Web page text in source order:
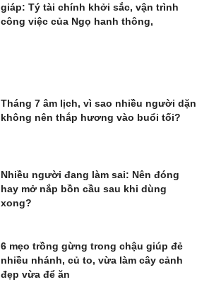
giáp: Tý tài chính khởi sắc, vận trình
công việc của Ngọ hanh thông,
Tháng 7 âm lịch, vì sao nhiều người dặn
không nên thắp hương vào buổi tối?
Nhiều người đang làm sai: Nên đóng
hay mở nắp bồn cầu sau khi dùng
xong?
6 mẹo trồng gừng trong chậu giúp đẻ
nhiều nhánh, củ to, vừa làm cây cảnh
đẹp vừa để ăn